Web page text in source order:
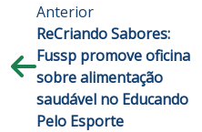
Anterior
ReCriando Sabores:
Fussp promove oficina
sobre alimentação
saudável no Educando
Pelo Esporte